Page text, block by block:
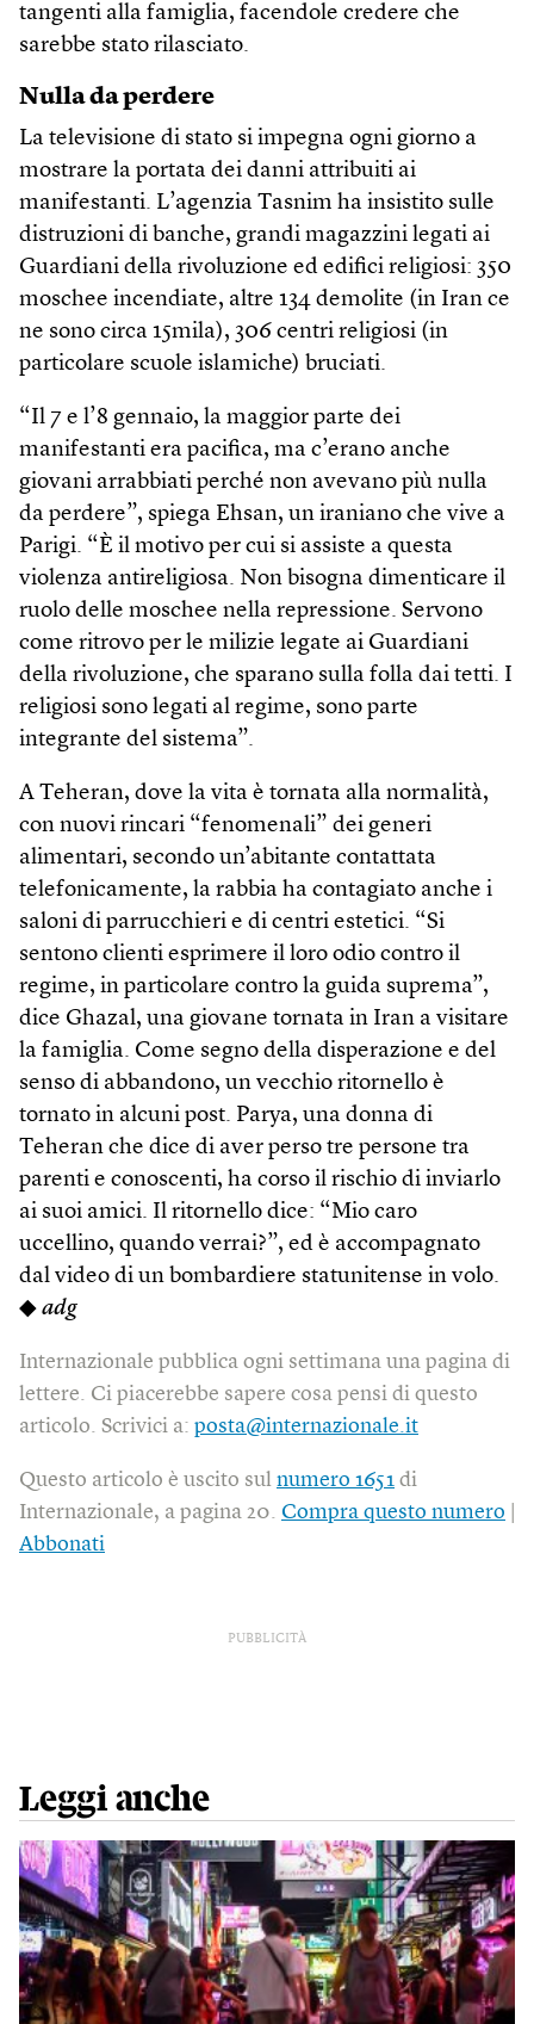
tangenti alla famiglia, facendole credere che
sarebbe stato rilasciato.
Nulla da perdere
La televisione di stato si impegna ogni giorno a
mostrare la portata dei danni attribuiti ai
manifestanti. L’agenzia Tasnim ha insistito sulle
distruzioni di banche, grandi magazzini legati ai
Guardiani della rivoluzione ed edifici religiosi: 350
moschee incendiate, altre 134 demolite (in Iran ce
ne sono circa 15mila), 306 centri religiosi (in
particolare scuole islamiche) bruciati.
“Il 7 e l’8 gennaio, la maggior parte dei
manifestanti era pacifica, ma c’erano anche
giovani arrabbiati perché non avevano più nulla
da perdere”, spiega Ehsan, un iraniano che vive a
Parigi. “È il motivo per cui si assiste a questa
violenza antireligiosa. Non bisogna dimenticare il
ruolo delle moschee nella repressione. Servono
come ritrovo per le milizie legate ai Guardiani
della rivoluzione, che sparano sulla folla dai tetti. I
religiosi sono legati al regime, sono parte
integrante del sistema”.
A Teheran, dove la vita è tornata alla normalità,
con nuovi rincari “fenomenali” dei generi
alimentari, secondo un’abitante contattata
telefonicamente, la rabbia ha contagiato anche i
saloni di parrucchieri e di centri estetici. “Si
sentono clienti esprimere il loro odio contro il
regime, in particolare contro la guida suprema”,
dice Ghazal, una giovane tornata in Iran a visitare
la famiglia. Come segno della disperazione e del
senso di abbandono, un vecchio ritornello è
tornato in alcuni post. Parya, una donna di
Teheran che dice di aver perso tre persone tra
parenti e conoscenti, ha corso il rischio di inviarlo
ai suoi amici. Il ritornello dice: “Mio caro
uccellino, quando verrai?”, ed è accompagnato
dal video di un bombardiere statunitense in volo.
◆ adg
Internazionale pubblica ogni settimana una pagina di
lettere. Ci piacerebbe sapere cosa pensi di questo
articolo. Scrivici a: posta@internazionale.it
Questo articolo è uscito sul numero 1651 di
Internazionale, a pagina 20. Compra questo numero
Abbonati
PUBBLICITÀ
Leggi anche